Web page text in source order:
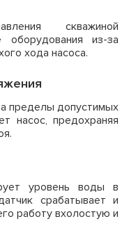
скважиной
из-за
хода насоса.
пределы допустимых
насос, предохраняя
уровень воды в
срабатывает и
работу вхолостую и